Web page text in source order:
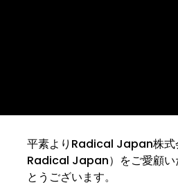
平素よりRadical Japan株式
Radical Japan）をご愛顧い
とうございます。